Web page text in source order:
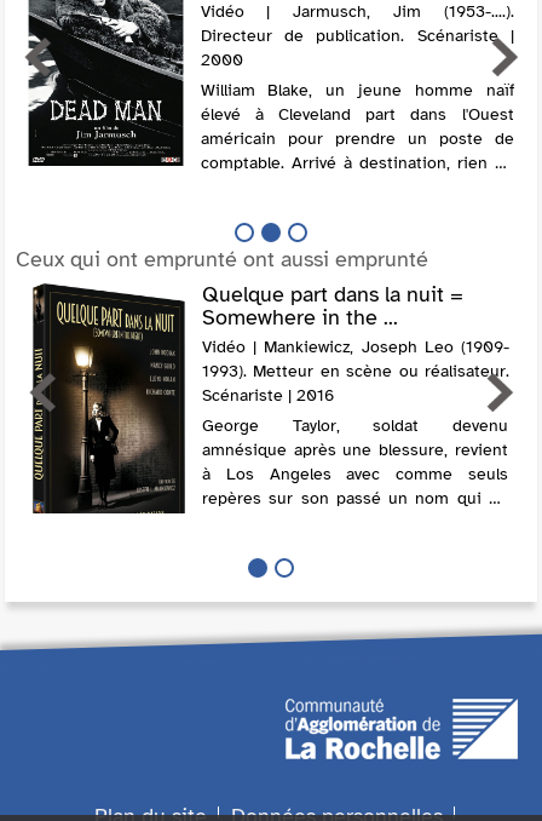
Vidéo | Jarmusch, Jim (1953-....).
Directeur de publication. Scénariste |
2000
William Blake, un jeune homme naïf
élevé à Cleveland part dans l'Ouest
américain pour prendre un poste de
comptable. Arrivé à destination, rien ne
pour...
Ceux qui ont emprunté ont aussi emprunté
Quelque part dans la nuit =
Somewhere in the ...
Vidéo | Mankiewicz, Joseph Leo (1909-
1993). Metteur en scène ou réalisateur.
Scénariste | 2016
George Taylor, soldat devenu
amnésique après une blessure, revient
à Los Angeles avec comme seuls
repères sur son passé un nom qui ne
temps.
Plan du site Données personnelles